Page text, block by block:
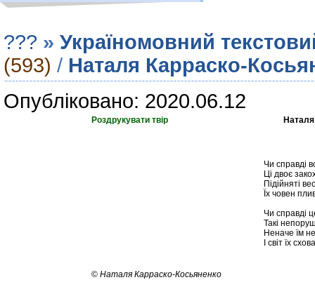
??? » Україномовний
(593) / Наталя Карраско-
Опубліковано: 2020.06.12
Роздрукувати твір
Чи справді
Ці двоє
Підійняті
Їх човен
Чи справді
Такі
Неначе їм
І світ їх
© Наталя Карраско-Косьяненко